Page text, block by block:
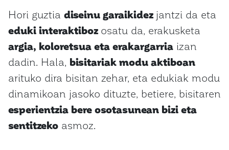
Hori guztia diseinu garaikidez jantzi da eta
eduki interaktiboz osatu da, erakusketa
argia, koloretsua eta erakargarria izan
dadin. Hala, bisitariak modu aktiboan
arituko dira bisitan zehar, eta edukiak modu
dinamikoan jasoko dituzte, betiere, bisitaren
esperientzia bere osotasunean bizi eta
sentitzeko asmoz.